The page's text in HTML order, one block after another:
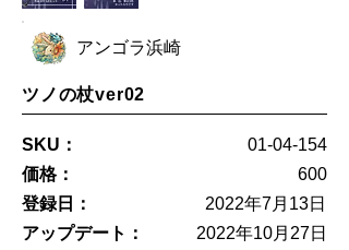
アンゴラ浜崎
ツノの杖ver02
SKU：
01-04-154
価格：
600
登録日：
2022年7月13日
アップデート：
2022年10月27日